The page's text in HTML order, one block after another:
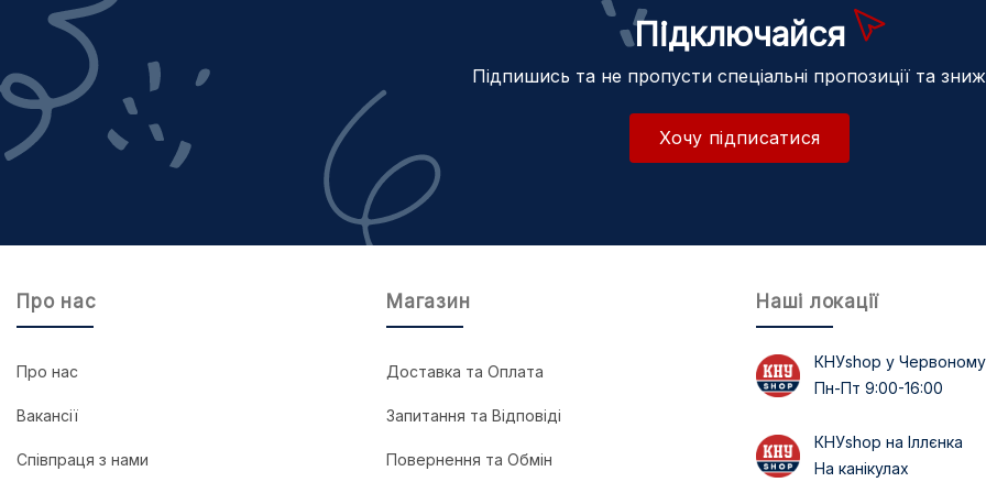
Підключайся
Підпишись та не пропусти спеціальні пропозиції та
Хочу підписатися
Про нас
Про нас
Вакансії
Співпраця з нами
Магазин
Доставка та Оплата
Запитання та Відповіді
Повернення та Обмін
Наші локації
КНУshop у Червоному
Пн-Пт 9:00-16:00
КНУshop на Іллєнка
На канікулах